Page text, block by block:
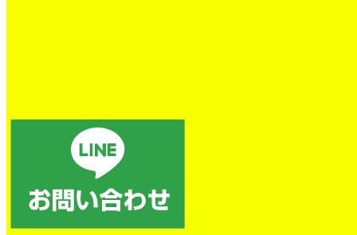
トイレの詰まり除去